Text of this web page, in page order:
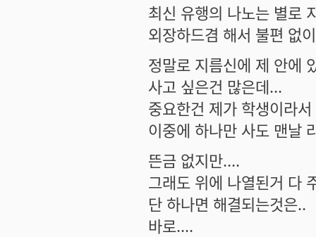
최신 유행의 나노는 별로
외장하드겸 해서 불편 없
정말로 지름신에 제 안에
사고 싶은건 많은데...
중요한건 제가 학생이라
이중에 하나만 사도 맨날
뜬금 없지만....
그래도 위에 나열된거 다
단 하나면 해결되는것은..
바로....